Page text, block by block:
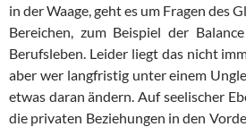
in der Waage, geht es um Fragen des
Bereichen, zum Beispiel der
Berufsleben. Leider liegt das nicht
aber wer langfristig unter einem
etwas daran ändern. Auf seelischer
die privaten Beziehungen in den